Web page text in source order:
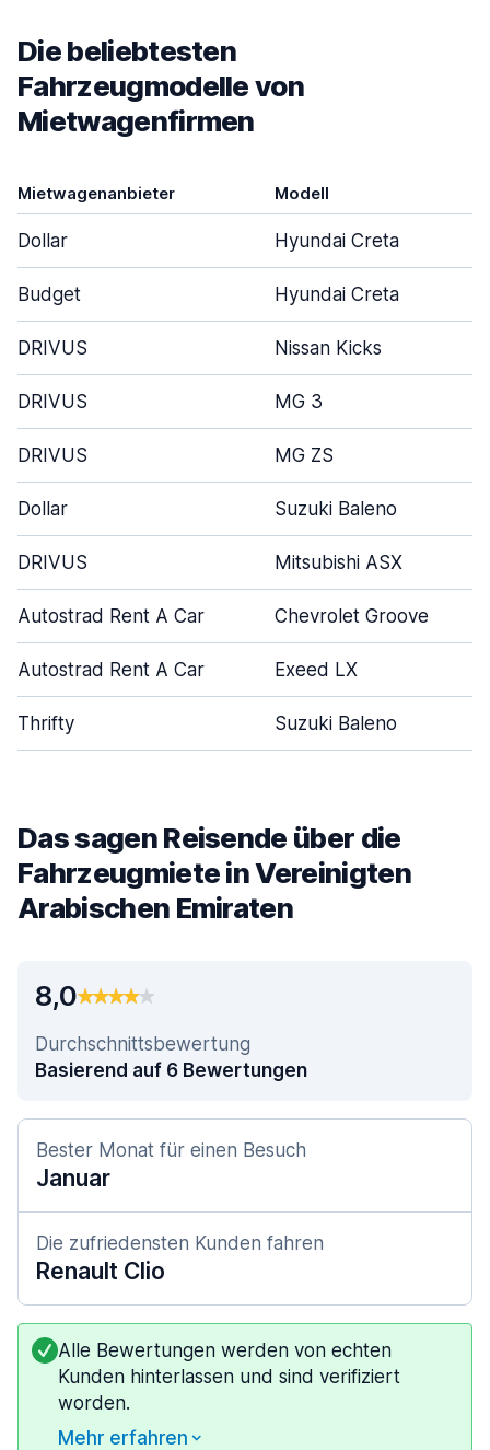
Die beliebtesten
Fahrzeugmodelle von
Mietwagenfirmen
Mietwagenanbieter Modell
Dollar Hyundai Creta
Budget Hyundai Creta
DRIVUS Nissan Kicks
DRIVUS MG 3
DRIVUS MG ZS
Dollar Suzuki Baleno
DRIVUS Mitsubishi ASX
Autostrad Rent A Car Chevrolet Groove
Autostrad Rent A Car Exeed LX
Thrifty Suzuki Baleno
Das sagen Reisende über die
Fahrzeugmiete in Vereinigten
Arabischen Emiraten
8,0
Durchschnittsbewertung
Basierend auf 6 Bewertungen
Bester Monat für einen Besuch
Januar
Die zufriedensten Kunden fahren
Renault Clio
Alle Bewertungen werden von echten
Kunden hinterlassen und sind verifiziert
worden.
Mehr erfahren